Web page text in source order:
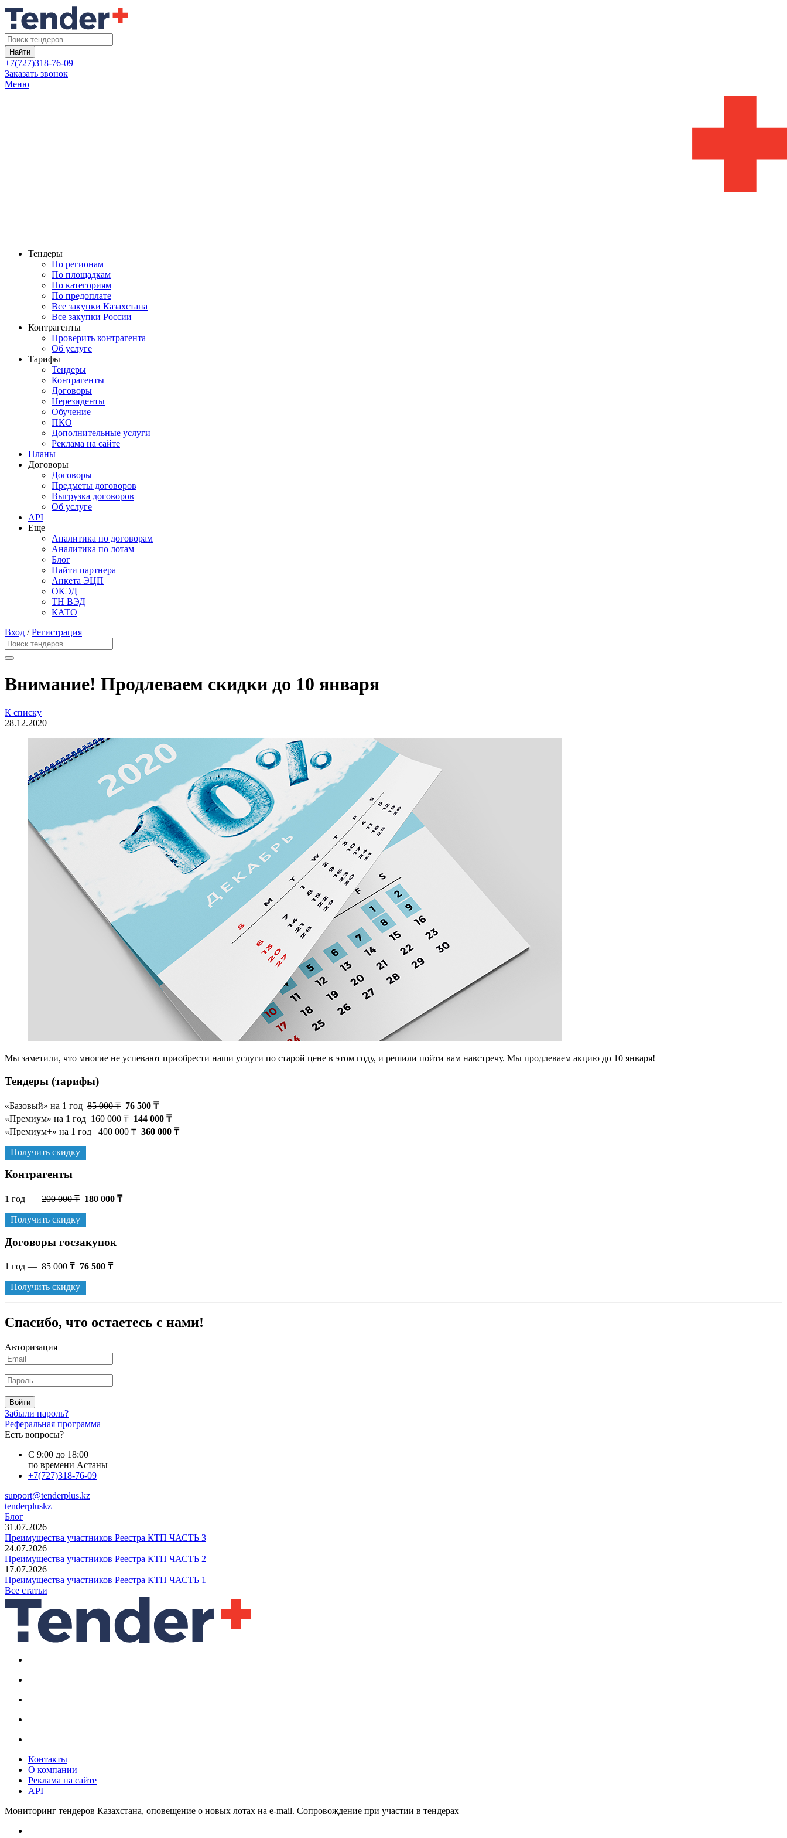
Найти
+7(727)318-76-09
Заказать звонок
Меню
Тендеры
По регионам
По площадкам
По категориям
По предоплате
Все закупки Казахстана
Все закупки России
Контрагенты
Проверить контрагента
Об услуге
Тарифы
Тендеры
Контрагенты
Договоры
Нерезиденты
Обучение
ПКО
Дополнительные услуги
Реклама на сайте
Планы
Договоры
Договоры
Предметы договоров
Выгрузка договоров
Об услуге
API
Еще
Аналитика по договорам
Аналитика по лотам
Блог
Найти партнера
Анкета ЭЦП
ОКЭД
ТН ВЭД
КАТО
Вход /Регистрация
Внимание! Продлеваем скидки до 10 января
К списку
28.12.2020
Мы заметили, что многие не успевают приобрести наши услуги по старой цене в этом году, и решили пойти вам навстречу. Мы продлеваем акцию до 10 января!
Тендеры (тарифы)
«Базовый» на 1 год 85 000 ₸ 76 500 ₸
«Премиум» на 1 год 160 000 ₸ 144 000 ₸
«Премиум+» на 1 год 400 000 ₸ 360 000 ₸
Получить скидку
Контрагенты
1 год — 200 000 ₸ 180 000 ₸
Получить скидку
Договоры госзакупок
1 год — 85 000 ₸ 76 500 ₸
Получить скидку
Спасибо, что остаетесь с нами!
Авторизация
Войти
Забыли пароль?
Реферальная программа
Есть вопросы?
С 9:00 до 18:00
по времени Астаны
+7(727)318-76-09
support@tenderplus.kz
tenderpluskz
Блог
31.07.2026
Преимущества участников Реестра КТП ЧАСТЬ 3
24.07.2026
Преимущества участников Реестра КТП ЧАСТЬ 2
17.07.2026
Преимущества участников Реестра КТП ЧАСТЬ 1
Все статьи
Контакты
О компании
Реклама на сайте
API
Мониторинг тендеров Казахстана, оповещение о новых лотах на e-mail. Сопровождение при участии в тендерах